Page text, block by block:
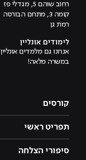
רחוב שוהם 5, מגדלי פז
קומה 3, מתחם הבורסה
רמת גן
לימודים אונליין
אנחנו גם מלמדים אונליין
במשרה מלאה!
קורסים
תפריט ראשי
סיפורי הצלחה